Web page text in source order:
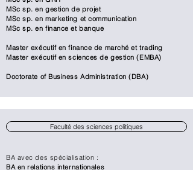
MSc sp. en gestion de projet
MSc sp. en marketing et communication
MSc sp. en finance et banque
Master exécutif en finance de marché et trading
Master exécutif en sciences de gestion (EMBA)
Doctorate of Business Administration (DBA)
Faculté des sciences politiques
BA avec des spécialisation :
BA en relations internationales